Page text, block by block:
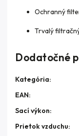
Ochranný
Trvalý
Dodatočné
Kategória:
EAN:
Sací výkon:
Prietok vzduchu: